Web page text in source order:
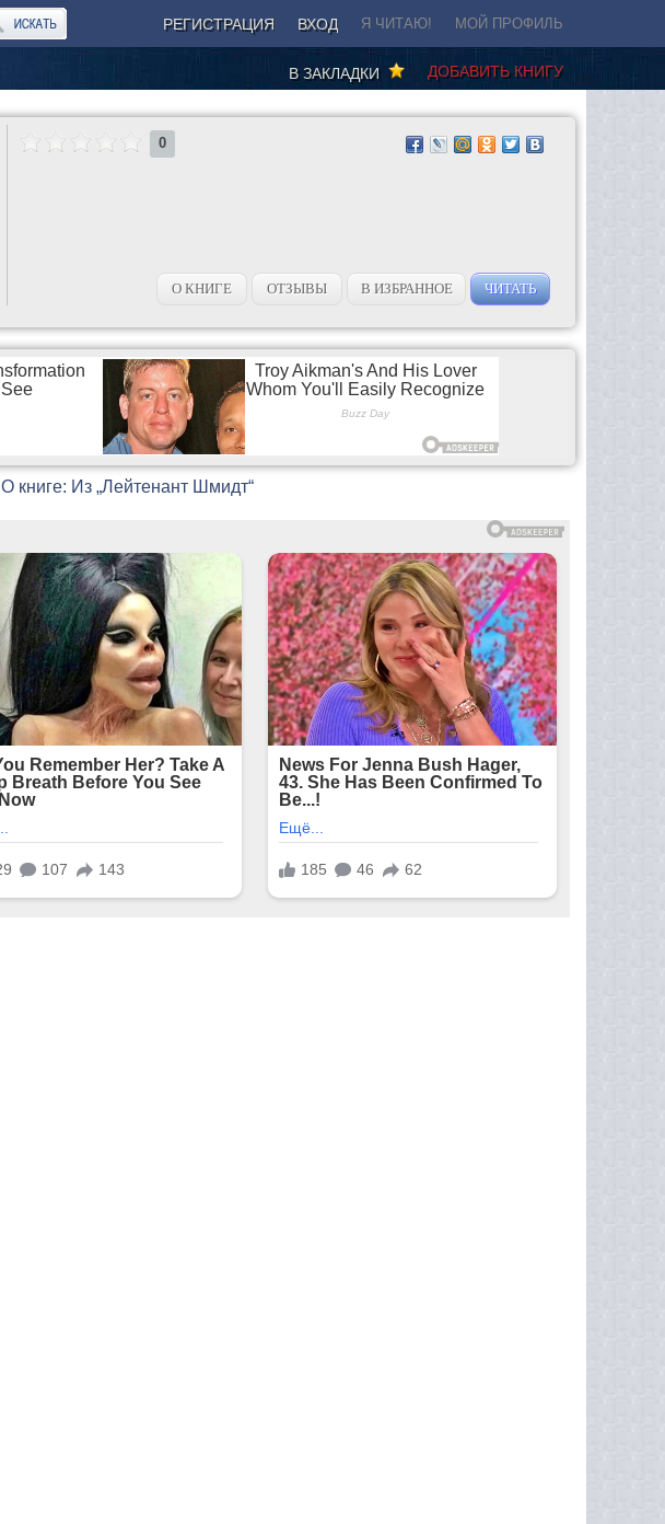
РЕГИСТРАЦИЯ ВХОД Я ЧИТАЮ! МОЙ ПРОФИЛЬ
ДОБАВИТЬ КНИГУ
В ЗАКЛАДКИ
0
О КНИГЕ ОТЗЫВЫ В ИЗБРАННОЕ ЧИТАТЬ
О книге: Из „Лейтенант Шмидт“